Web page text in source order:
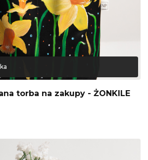
torba na zakupy - ŻONKILE